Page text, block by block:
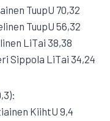
TuupU 70,32
TuupU 56,32
LiTai 38,38
Sippola LiTai 34,24
KiihtU 9,4